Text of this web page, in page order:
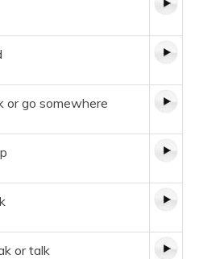
or go somewhere
or talk